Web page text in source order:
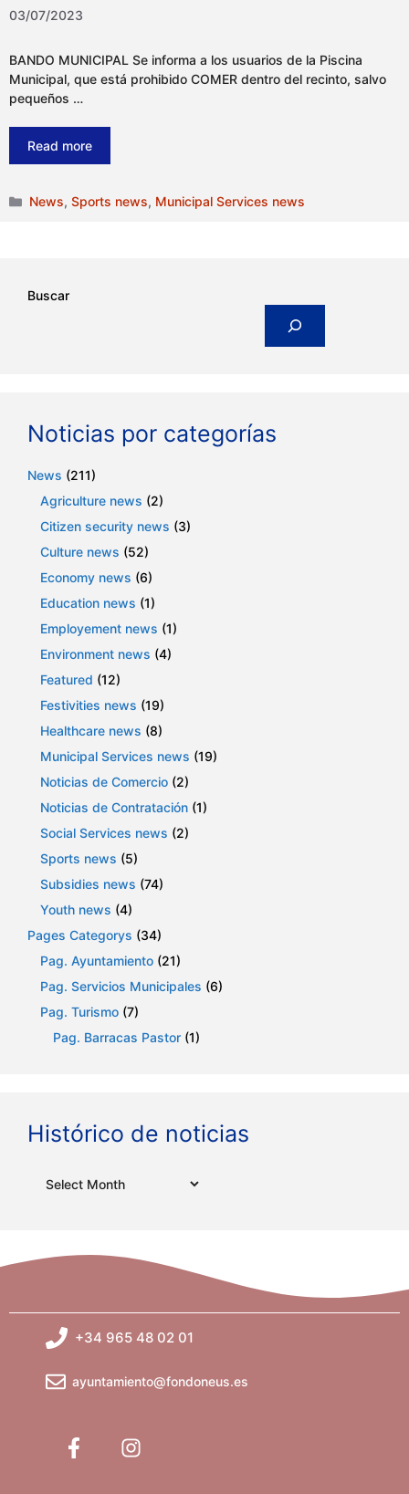
03/07/2023
BANDO MUNICIPAL Se informa a los usuarios de la Piscina
Municipal, que está prohibido COMER dentro del recinto, salvo
pequeños …
Read more
Categories
News,Sports news, Municipal Services news
Buscar
Noticias por categorías
News (211)
Agriculture news (2)
Citizen security news (3)
Culture news (52)
Economy news (6)
Education news (1)
Employement news (1)
Environment news (4)
Featured (12)
Festivities news (19)
Healthcare news (8)
Municipal Services news (19)
Noticias de Comercio (2)
Noticias de Contratación (1)
Social Services news (2)
Sports news (5)
Subsidies news (74)
Youth news (4)
Pages Categorys (34)
Pag. Ayuntamiento (21)
Pag. Servicios Municipales (6)
Pag. Turismo (7)
Pag. Barracas Pastor (1)
Histórico de noticias
+34 965 48 02 01
ayuntamiento@fondoneus.es